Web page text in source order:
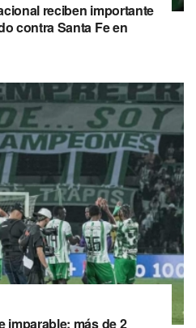
reciben importante
contra Santa Fe en
imparable: más de 2